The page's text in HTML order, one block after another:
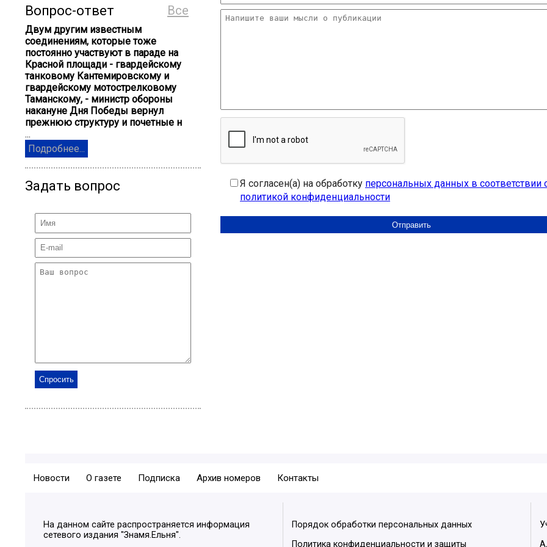
Все
Вопрос-ответ
Двум другим известным
соединениям, которые тоже
постоянно участвуют в параде на
Красной площади - гвардейскому
танковому Кантемировскому и
гвардейскому мотострелковому
Таманскому, - министр обороны
накануне Дня Победы вернул
прежнюю структуру и почетные н
...
Подробнее...
Задать вопрос Я согласен(а) на обработку персональных данных в соответствии
политикой конфиденциальности
Новости О газете Подписка Архив номеров Контакты
На данном сайте распространяется информация
сетевого издания "Знамя.Ельня".
Порядок обработки персональных данных
Политика конфиденциальности и защиты